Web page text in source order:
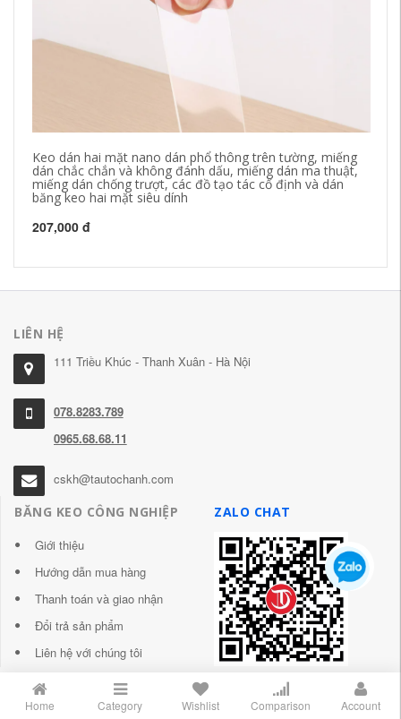
Keo dán hai mặt nano dán phổ thông trên tường, miếng
dán chắc chắn và không đánh dấu, miếng dán ma thuật,
miếng dán chống trượt, các đồ tạo tác cố định và dán
băng keo hai mặt siêu dính
207,000 đ
LIÊN HỆ
111 Triều Khúc - Thanh Xuân - Hà Nội
078.8283.789
0965.68.68.11
cskh@tautochanh.com
BĂNG KEO CÔNG NGHIỆP
Giới thiệu
Hướng dẫn mua hàng
Thanh toán và giao nhận
Đổi trả sản phẩm
Liên hệ với chúng tôi
ZALO CHAT
Home Category Wishlist Comparison Account